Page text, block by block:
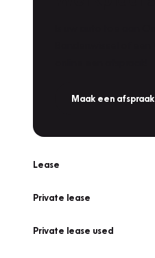
Maak een afspraak
Lease
Private lease
Private lease used